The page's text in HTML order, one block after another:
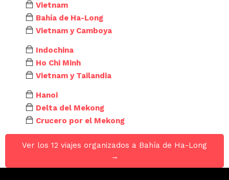
Vietnam
Bahía de Ha-Long
Vietnam y Camboya
Indochina
Ho Chi Minh
Vietnam y Tailandia
Hanoi
Delta del Mekong
Crucero por el Mekong
Ver los 12 viajes organizados a Bahía de Ha-Long
→